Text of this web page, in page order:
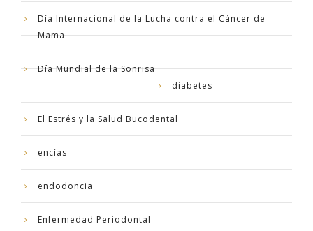
Día Internacional de la Lucha contra el Cáncer de
Mama
Día Mundial de la Sonrisa
diabetes
El Estrés y la Salud Bucodental
encías
endodoncia
Enfermedad Periodontal